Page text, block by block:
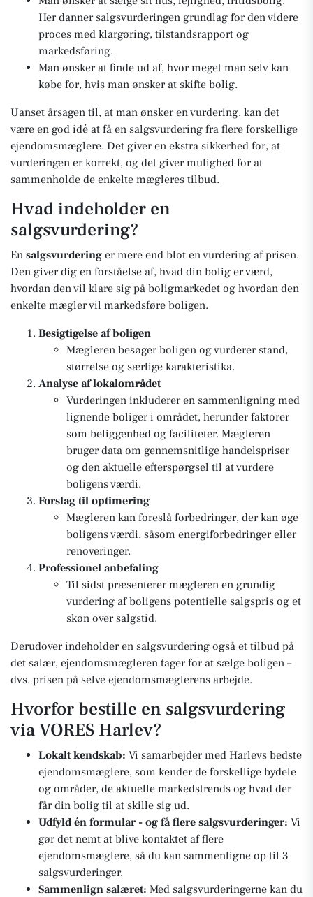
Her danner salgsvurderingen grundlag for den videre
proces med klargøring, tilstandsrapport og
markedsføring.
Man ønsker at finde ud af, hvor meget man selv kan
købe for, hvis man ønsker at skifte bolig.
Uanset årsagen til, at man ønsker en vurdering, kan det
være en god idé at få en salgsvurdering fra flere forskellige
ejendomsmæglere. Det giver en ekstra sikkerhed for, at
vurderingen er korrekt, og det giver mulighed for at
sammenholde de enkelte mægleres tilbud.
Hvad indeholder en
salgsvurdering?
En salgsvurdering er mere end blot en vurdering af prisen.
Den giver dig en forståelse af, hvad din bolig er værd,
hvordan den vil klare sig på boligmarkedet og hvordan den
enkelte mægler vil markedsføre boligen.
Besigtigelse af boligen
Mægleren besøger boligen og vurderer stand,
størrelse og særlige karakteristika.
Analyse af lokalområdet
Vurderingen inkluderer en sammenligning med
lignende boliger i området, herunder faktorer
som beliggenhed og faciliteter. Mægleren
bruger data om gennemsnitlige handelspriser
og den aktuelle efterspørgsel til at vurdere
boligens værdi.
Forslag til optimering
Mægleren kan foreslå forbedringer, der kan øge
boligens værdi, såsom energiforbedringer eller
renoveringer.
Professionel anbefaling
Til sidst præsenterer mægleren en grundig
vurdering af boligens potentielle salgspris og et
skøn over salgstid.
Derudover indeholder en salgsvurdering også et tilbud på
det salær, ejendomsmægleren tager for at sælge boligen –
dvs. prisen på selve ejendomsmæglerens arbejde.
Hvorfor bestille en salgsvurdering
via VORES Harlev?
Lokalt kendskab: Vi samarbejder med Harlevs bedste
ejendomsmæglere, som kender de forskellige bydele
og områder, de aktuelle markedstrends og hvad der
får din bolig til at skille sig ud.
Udfyld én formular - og få flere salgsvurderinger: Vi
gør det nemt at blive kontaktet af flere
ejendomsmæglere, så du kan sammenligne op til 3
salgsvurderinger.
Sammenlign salæret: Med salgsvurderingerne kan du